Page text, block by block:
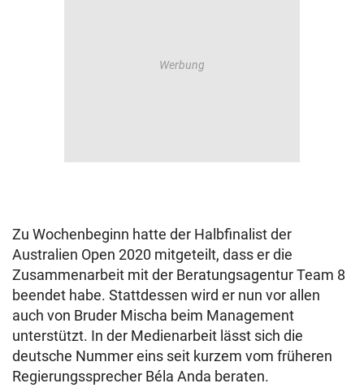
Zu Wochenbeginn hatte der Halbfinalist der
Australien Open 2020 mitgeteilt, dass er die
Zusammenarbeit mit der Beratungsagentur Team 8
beendet habe. Stattdessen wird er nun vor allen
auch von Bruder Mischa beim Management
unterstützt. In der Medienarbeit lässt sich die
deutsche Nummer eins seit kurzem vom früheren
Regierungssprecher Béla Anda beraten.